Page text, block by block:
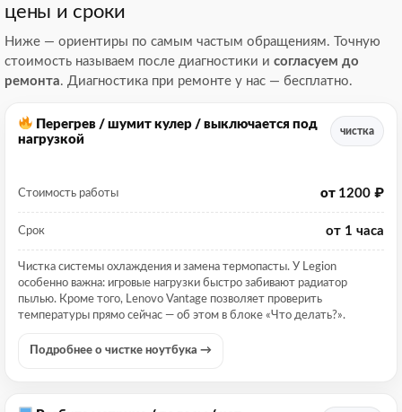
цены и сроки
Ниже — ориентиры по самым частым обращениям. Точную
стоимость называем после диагностики и согласуем до
ремонта. Диагностика при ремонте у нас — бесплатно.
Перегрев / шумит кулер / выключается под
нагрузкой
чистка
Стоимость работы от 1200 ₽
Срок от 1 часа
Чистка системы охлаждения и замена термопасты. У Legion
особенно важна: игровые нагрузки быстро забивают радиатор
пылью. Кроме того, Lenovo Vantage позволяет проверить
температуры прямо сейчас — об этом в блоке «Что делать?».
Подробнее о чистке ноутбука →